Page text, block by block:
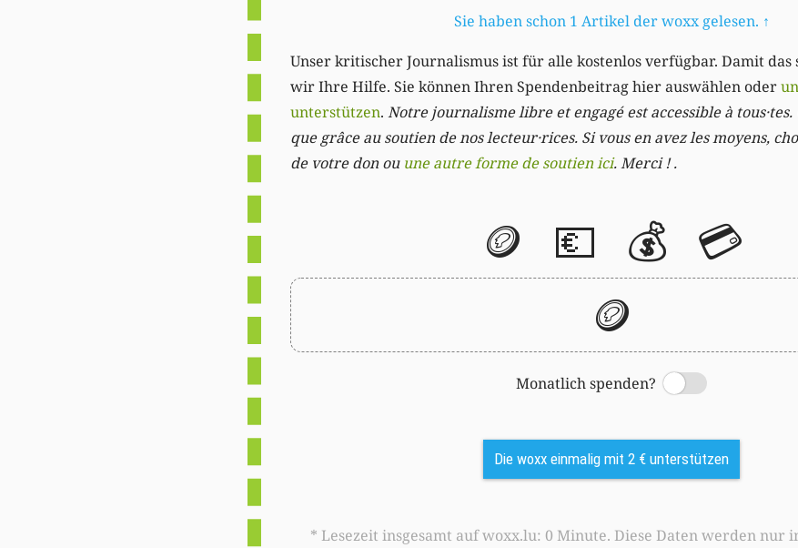
Sie haben schon 1 Artikel der woxx gelesen. ↑
Unser kritischer Journalismus ist für alle kostenlos verfügbar. Damit das
wir Ihre Hilfe. Sie können Ihren Spendenbeitrag hier auswählen oder
unterstützen. Notre journalisme libre et engagé est accessible à tous·tes.
que grâce au soutien de nos lecteur·rices. Si vous en avez les moyens,
de votre don ou une autre forme de soutien ici. Merci ! .
🪙 💶 💰 💳
🪙
Monatlich spenden?
Switch
Die woxx einmalig mit 2 € unterstützen
* Lesezeit insgesamt auf woxx.lu: 0 Minute. Diese Daten werden nur in Ihrem Browser